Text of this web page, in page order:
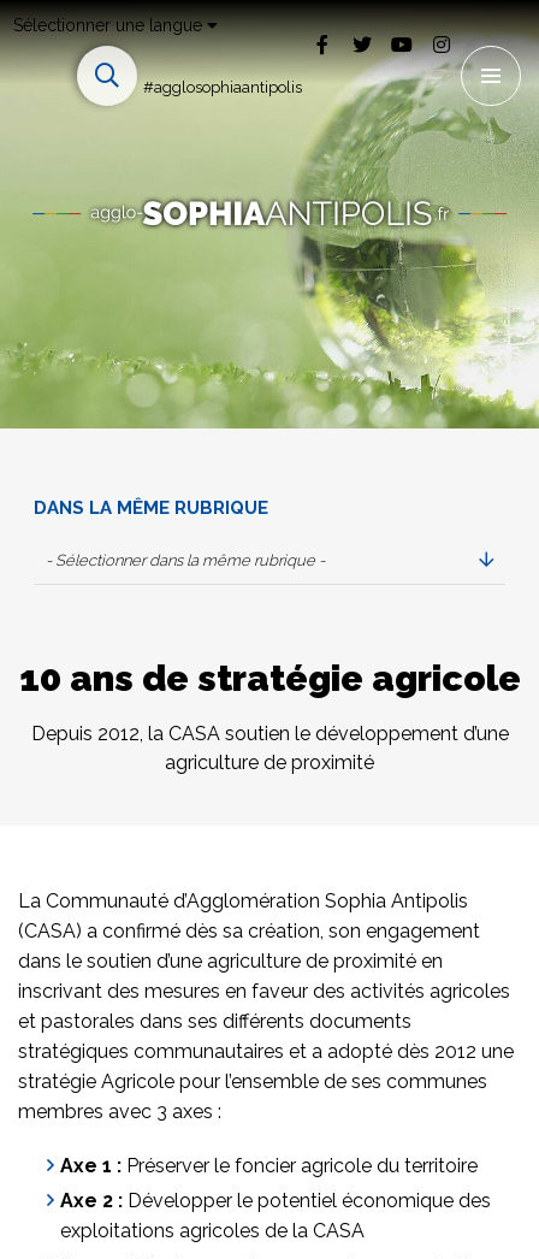
Sélectionner une langue
#agglosophiaantipolis
DANS LA MÊME RUBRIQUE
- Sélectionner dans la même rubrique -
10 ans de stratégie agricole
Depuis 2012, la CASA soutien le développement d’une
agriculture de proximité
La Communauté d’Agglomération Sophia Antipolis
(CASA) a confirmé dès sa création, son engagement
dans le soutien d’une agriculture de proximité en
inscrivant des mesures en faveur des activités agricoles
et pastorales dans ses différents documents
stratégiques communautaires et a adopté dès 2012 une
stratégie Agricole pour l’ensemble de ses communes
membres avec 3 axes :
Axe 1 : Préserver le foncier agricole du territoire
Axe 2 : Développer le potentiel économique des
exploitations agricoles de la CASA